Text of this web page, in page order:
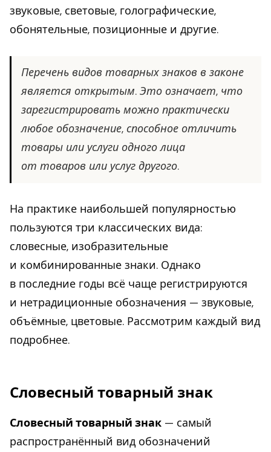
звуковые, световые, голографические,
обонятельные, позиционные и другие.
Перечень видов товарных знаков в законе
является открытым. Это означает, что
зарегистрировать можно практически
любое обозначение, способное отличить
товары или услуги одного лица
от товаров или услуг другого.
На практике наибольшей популярностью
пользуются три классических вида:
словесные, изобразительные
и комбинированные знаки. Однако
в последние годы всё чаще регистрируются
и нетрадиционные обозначения — звуковые,
объёмные, цветовые. Рассмотрим каждый вид
подробнее.
Словесный товарный знак
Словесный товарный знак — самый
распространённый вид обозначений